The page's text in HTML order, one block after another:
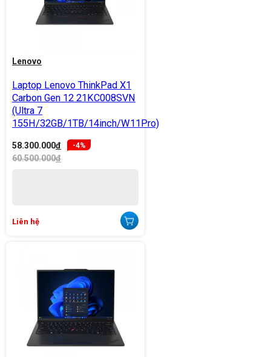
Lenovo
Laptop Lenovo ThinkPad X1
Carbon Gen 12 21KC008SVN
(Ultra 7
155H/32GB/1TB/14inch/W11Pro)
58.300.000đ -4%
60.500.000đ
Liên hệ